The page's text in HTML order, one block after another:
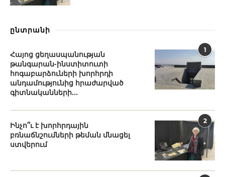
ընտրանի
1
Հայոց ցեղասպանության
թանգարան-ինստիտուտի
հոգաբարձուների խորհրդի
անդամությունից հրաժարված
գիտնականների...
2
Ինչո՞ւ է խորհրդային
բռնաճնշումների թեման մնացել
ստվերում